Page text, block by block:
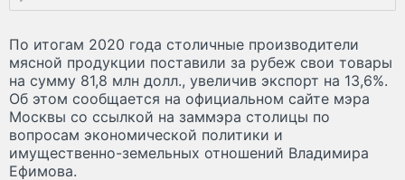
По итогам 2020 года столичные производители
мясной продукции поставили за рубеж свои товары
на сумму 81,8 млн долл., увеличив экспорт на 13,6%.
Об этом сообщается на официальном сайте мэра
Москвы со ссылкой на заммэра столицы по
вопросам экономической политики и
имущественно-земельных отношений Владимира
Ефимова.